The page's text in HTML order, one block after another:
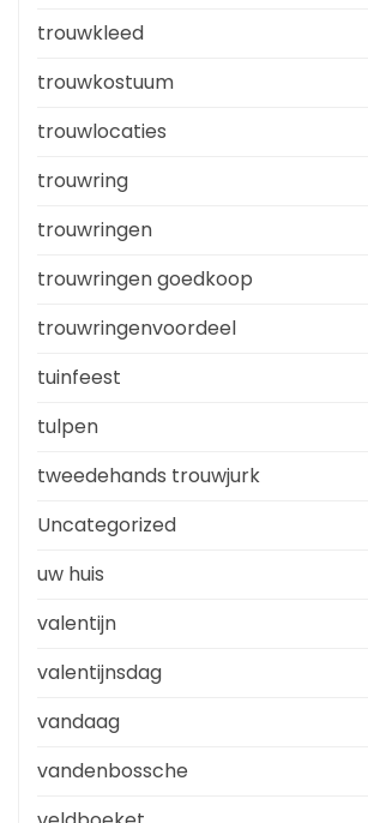
trouwkleed
trouwkostuum
trouwlocaties
trouwring
trouwringen
trouwringen goedkoop
trouwringenvoordeel
tuinfeest
tulpen
tweedehands trouwjurk
Uncategorized
uw huis
valentijn
valentijnsdag
vandaag
vandenbossche